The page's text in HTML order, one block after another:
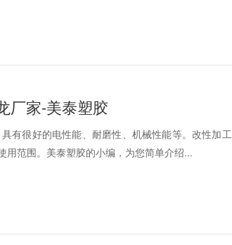
厂家-美泰塑胶
有很好的电性能、耐磨性、机械性能等。改性加
用范围。美泰塑胶的小编，为您简单介绍...